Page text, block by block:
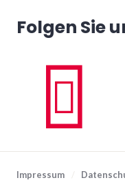
Folgen Sie
Impressum /